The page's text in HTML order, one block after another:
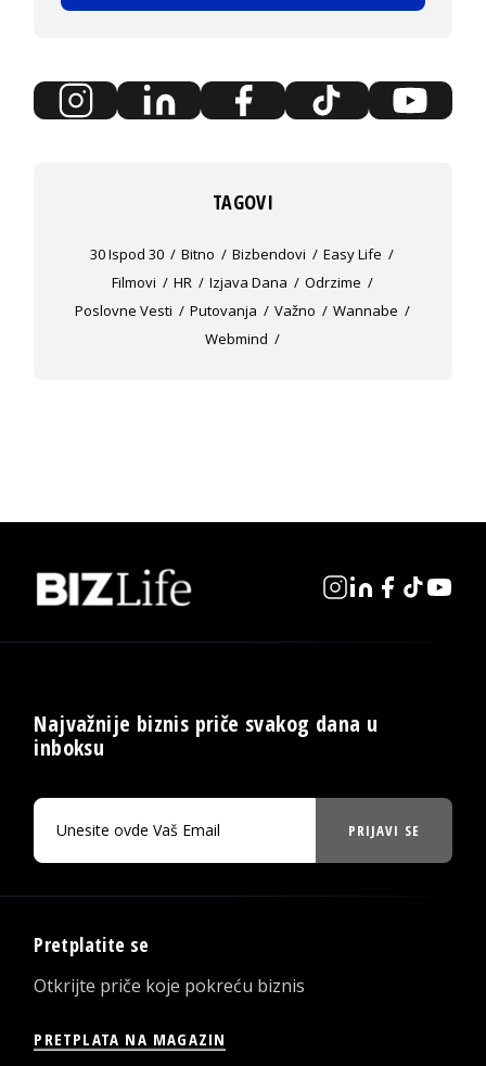
TAGOVI
30 Ispod 30 Bitno Bizbendovi
Easy Life
Filmovi
HR Izjava Dana
Odrzime
Poslovne Vesti
Putovanja Važno
Wannabe
Webmind
Najvažnije biznis priče svakog dana u
inboksu
PRIJAVI SE
Pretplatite se
Otkrijte priče koje pokreću biznis
PRETPLATA NA MAGAZIN